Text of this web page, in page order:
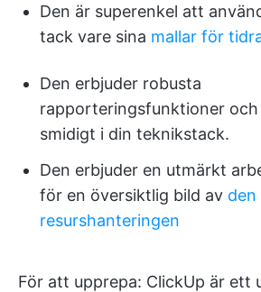
Den är superenkel att
tack vare sina mallar för
Den erbjuder robusta
rapporteringsfunktioner
smidigt i din teknikstack.
Den erbjuder en utmärkt
för en översiktlig bild av den
resurshanteringen
För att upprepa: ClickUp är ett